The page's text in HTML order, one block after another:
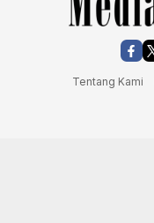
Tentang Kami